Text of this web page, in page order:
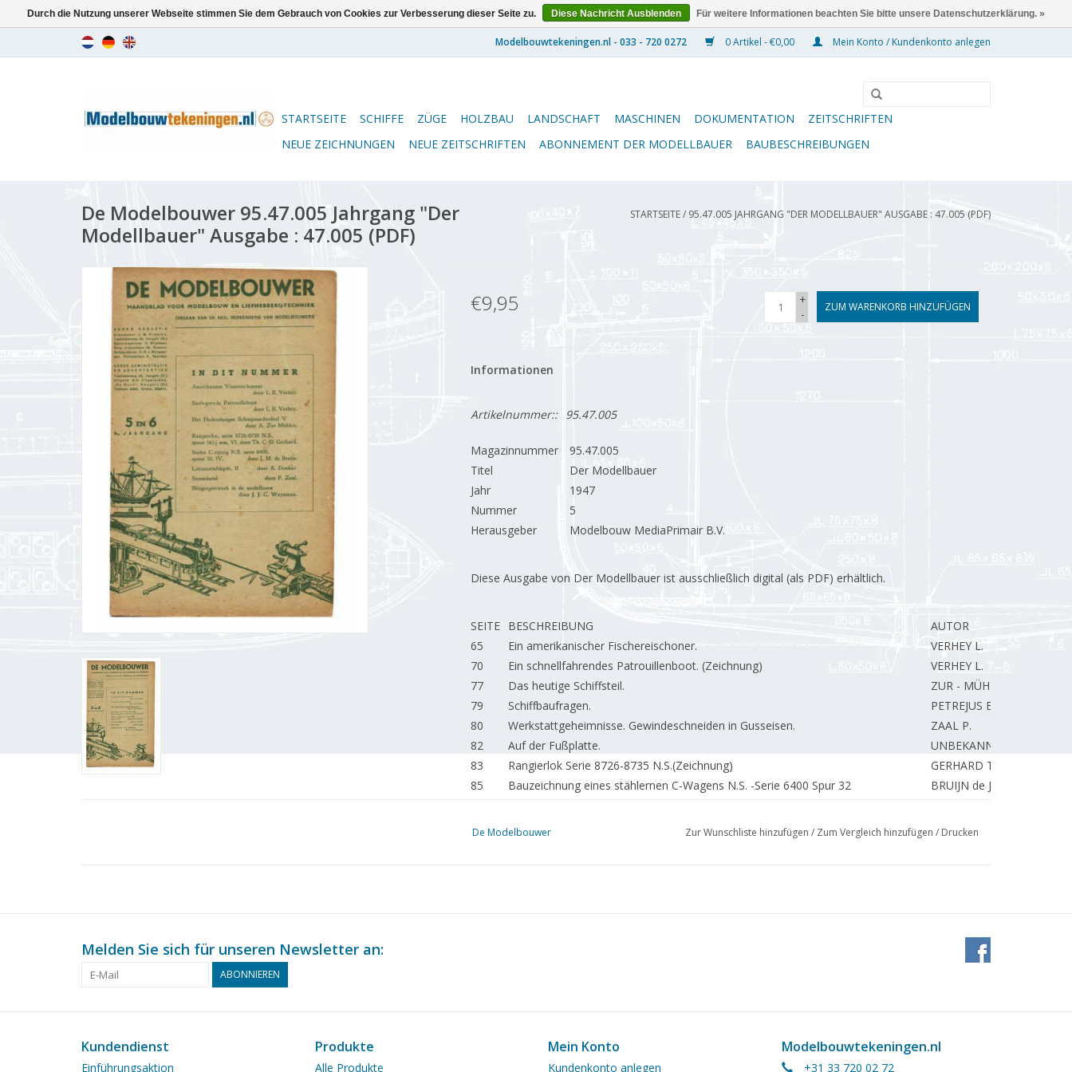
0 Artikel - €0,00 Mein Konto / Kundenkonto anlegen
STARTSEITE SCHIFFE ZÜGE HOLZBAU LANDSCHAFT MASCHINEN DOKUMENTATION
ZEITSCHRIFTEN
NEUE ZEICHNUNGEN
NEUE ZEITSCHRIFTEN ABONNEMENT DER MODELLBAUER BAUBESCHREIBUNGEN
De Modelbouwer 95.47.005 Jahrgang "Der
Modellbauer" Ausgabe : 47.005 (PDF)
STARTSEITE/ 95.47.005 JAHRGANG "DER MODELLBAUER" AUSGABE : 47.005 (PDF)
€9,95
+
-
ZUM WARENKORB HINZUFÜGEN
Informationen
Artikelnummer:: 95.47.005
Magazinnummer
95.47.005
Titel
Der Modellbauer
Jahr
1947
Nummer
5
Herausgeber
Modelbouw MediaPrimair B.V.
Diese Ausgabe von Der Modellbauer ist ausschließlich digital (als PDF) erhältlich.
SEITE BESCHREIBUNG
AUTOR
65
Ein amerikanischer Fischereischoner.
VERHEY L.
70
Ein schnellfahrendes Patrouillenboot. (Zeichnung)
VERHEY L.
77
Das heutige Schiffsteil.
ZUR - MÜHLEN A.
79
Schiffbaufragen.
PETREJUS E.
80
Werkstattgeheimnisse. Gewindeschneiden in Gusseisen.
ZAAL P.
82
Auf der Fußplatte.
UNBEKANNT
83
Rangierlok Serie 8726-8735 N.S.(Zeichnung)
GERHARD T.
85
Bauzeichnung eines stählernen C-Wagens N.S. -Serie 6400 Spur 32
BRUIJN de J.
87
Werkstattgeheimnisse Senkbohren..
ZAAL P.
De Modelbouwer Zur Wunschliste hinzufügen / Zum Vergleich hinzufügen / Drucken
Melden Sie sich für unseren Newsletter an:
ABONNIEREN
Kundendienst
Einführungsaktion
Produkte
Alle Produkte
Mein Konto
Kundenkonto anlegen
Modelbouwtekeningen.nl
+31 33 720 02 72
Durch die Nutzung unserer Webseite stimmen Sie dem Gebrauch von Cookies zur Verbesserung dieser Seite zu. Diese Nachricht Ausblenden Für weitere Informationen beachten Sie bitte unsere Datenschutzerklärung. »